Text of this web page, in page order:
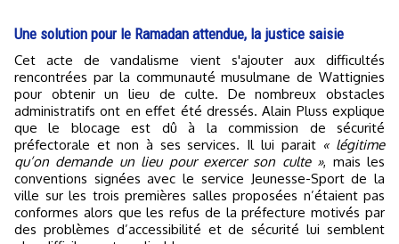
Une solution pour le Ramadan attendue, la justice saisie
Cet acte de vandalisme vient s'ajouter aux difficultés
rencontrées par la communauté musulmane de Wattignies
pour obtenir un lieu de culte. De nombreux obstacles
administratifs ont en effet été dressés. Alain Pluss explique
que le blocage est dû à la commission de sécurité
préfectorale et non à ses services. Il lui parait « légitime
qu’on demande un lieu pour exercer son culte », mais les
conventions signées avec le service Jeunesse-Sport de la
ville sur les trois premières salles proposées n’étaient pas
conformes alors que les refus de la préfecture motivés par
des problèmes d’accessibilité et de sécurité lui semblent